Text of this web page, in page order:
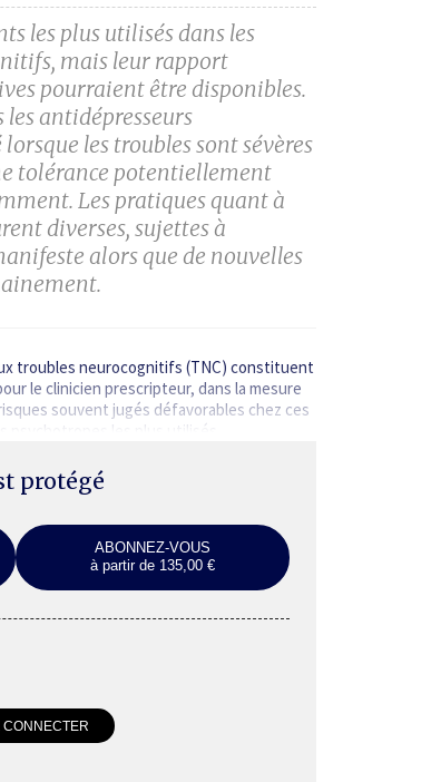
les plus utilisés dans les
mais leur rapport
pourraient être disponibles.
antidépresseurs
les troubles sont sévères
tolérance potentiellement
Les pratiques quant à
diverses, sujettes à
alors que de nouvelles
troubles neuro­cognitifs (TNC) constituent
le clinicien prescripteur, dans la mesure
souvent jugés défavorables chez ces
psycho­tropes les plus utilisés…
protégé
ABONNEZ-VOUS
à partir de 135,00 €